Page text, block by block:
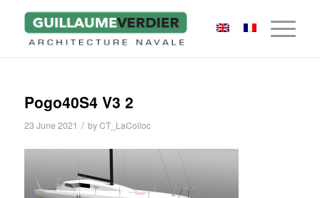
Pogo40S4 V3 2
23 June 2021 / byCT_LaColloc